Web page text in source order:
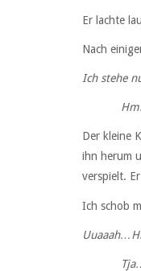
Er lachte
Nach
Ich stehe
Der kleine
ihn herum
verspielt.
Ich schob
Tja…du